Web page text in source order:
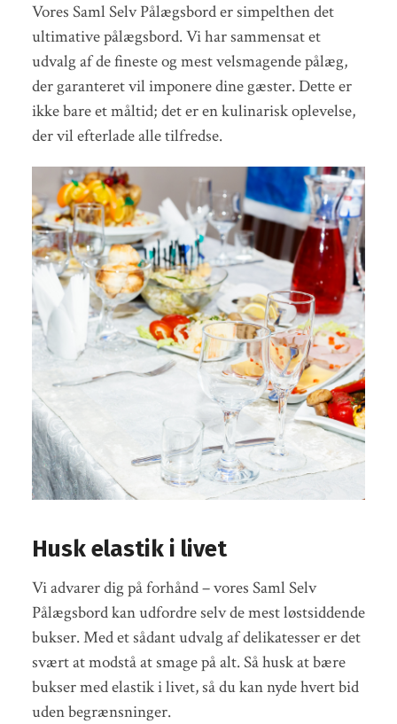
Vores Saml Selv Pålægsbord er simpelthen det
ultimative pålægsbord. Vi har sammensat et
udvalg af de fineste og mest velsmagende pålæg,
der garanteret vil imponere dine gæster. Dette er
ikke bare et måltid; det er en kulinarisk oplevelse,
der vil efterlade alle tilfredse.
Husk elastik i livet
Vi advarer dig på forhånd – vores Saml Selv
Pålægsbord kan udfordre selv de mest løstsiddende
bukser. Med et sådant udvalg af delikatesser er det
svært at modstå at smage på alt. Så husk at bære
bukser med elastik i livet, så du kan nyde hvert bid
uden begrænsninger.